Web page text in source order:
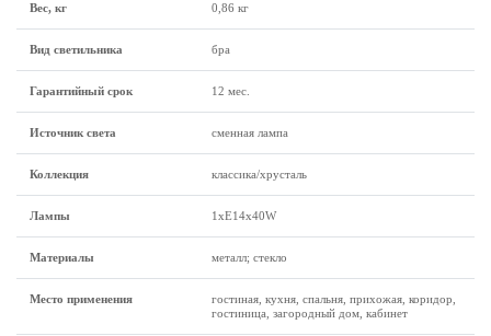
Вес, кг 0,86 кг
Вид светильника бра
Гарантийный срок 12 мес.
Источник света сменная лампа
Коллекция классика/хрусталь
Лампы 1хЕ14х40W
Материалы металл; стекло
Место применения
гостиная, кухня, спальня, прихожая, коридор,
гостиница, загородный дом, кабинет